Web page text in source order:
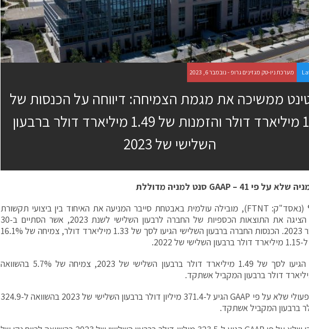
מערכת ניו-טק מגזינים גרופ - נובמבר 6, 2023
ממשיכה את מגמת הצמיחה: דיווחה על הכנסות של
1.33 מיליארד דולר והזמנות של 1.49 מיליארד דולר ברבעון
השלישי של 2023
שלא על פי GAAP – 41 סנט למניה מדוללת
פורטינט® (נאסד"ק: FTNT), מובילה עולמית באבטחת סייבר המניעה את האיחוד בין ביצועי תקשורת
ואבטחה, הציגה את התוצאות הכספיות של החברה לרבעון השלישי לשנת 2023, אשר הסתיים ב-30
בספטמבר 2023. הכנסות החברה ברבעון השלישי הגיעו לסך של 1.33 מיליארד דולר, צמיחה של 16.1%
של 2022.
ההזמנות הגיעו לסך של 1.49 מיליארד דולר ברבעון השלישי של 2023, צמיחה של 5.7% בהשוואה
הרווח התפעולי שלא על פי GAAP הגיע ל-371.4 מיליון דולר ברבעון השלישי של 2023 בהשוואה ל-324.9
ברבעון המקביל אשתקד.